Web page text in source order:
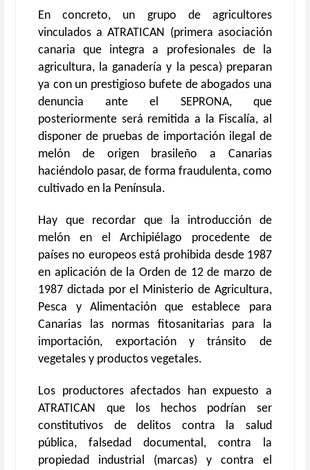
En concreto, un grupo de agricultores
vinculados a ATRATICAN (primera asociación
canaria que integra a profesionales de la
agricultura, la ganadería y la pesca) preparan
ya con un prestigioso bufete de abogados una
denuncia ante el SEPRONA, que
posteriormente será remitida a la Fiscalía, al
disponer de pruebas de importación ilegal de
melón de origen brasileño a Canarias
haciéndolo pasar, de forma fraudulenta, como
cultivado en la Península.
Hay que recordar que la introducción de
melón en el Archipiélago procedente de
países no europeos está prohibida desde 1987
en aplicación de la Orden de 12 de marzo de
1987 dictada por el Ministerio de Agricultura,
Pesca y Alimentación que establece para
Canarias las normas fitosanitarias para la
importación, exportación y tránsito de
vegetales y productos vegetales.
Los productores afectados han expuesto a
ATRATICAN que los hechos podrían ser
constitutivos de delitos contra la salud
pública, falsedad documental, contra la
propiedad industrial (marcas) y contra el